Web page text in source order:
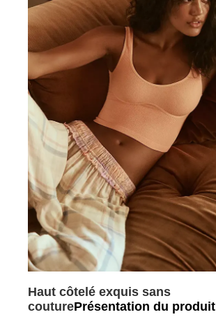
Haut côtelé exquis sans
couturePrésentation du produit